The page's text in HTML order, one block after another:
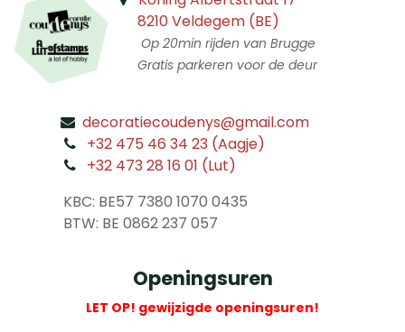
8210 Veldegem (BE)
Op 20min rijden van Brugge
Gratis parkeren voor de deur
decoratiecoudenys@gmail.com
+32 475 46 34 23 (Aagje)
+32 473 28 16 01 (Lut)
KBC: BE57 7380 1070 0435
​ BTW: BE 0862 237 057
Openingsuren
LET OP! gewijzigde openingsuren!